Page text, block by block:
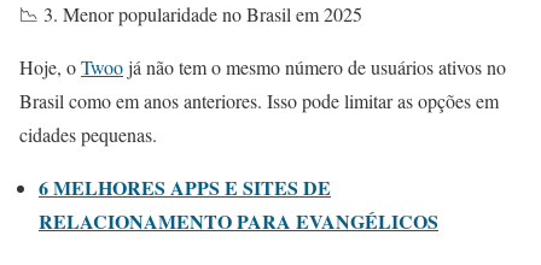
📉 3. Menor popularidade no Brasil em 2025
Hoje, oTwoojá não tem o mesmo número de usuários ativos no
Brasil como em anos anteriores. Isso pode limitar as opções em
cidades pequenas.
6 MELHORES APPS E SITES DE
RELACIONAMENTO PARA EVANGÉLICOS